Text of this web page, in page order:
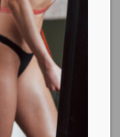
συνεργασία
του οποίου